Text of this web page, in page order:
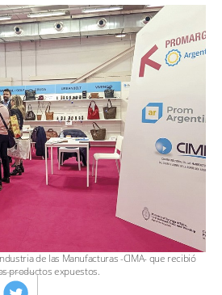
de las Manufacturas -CIMA- que recibió
productos expuestos.